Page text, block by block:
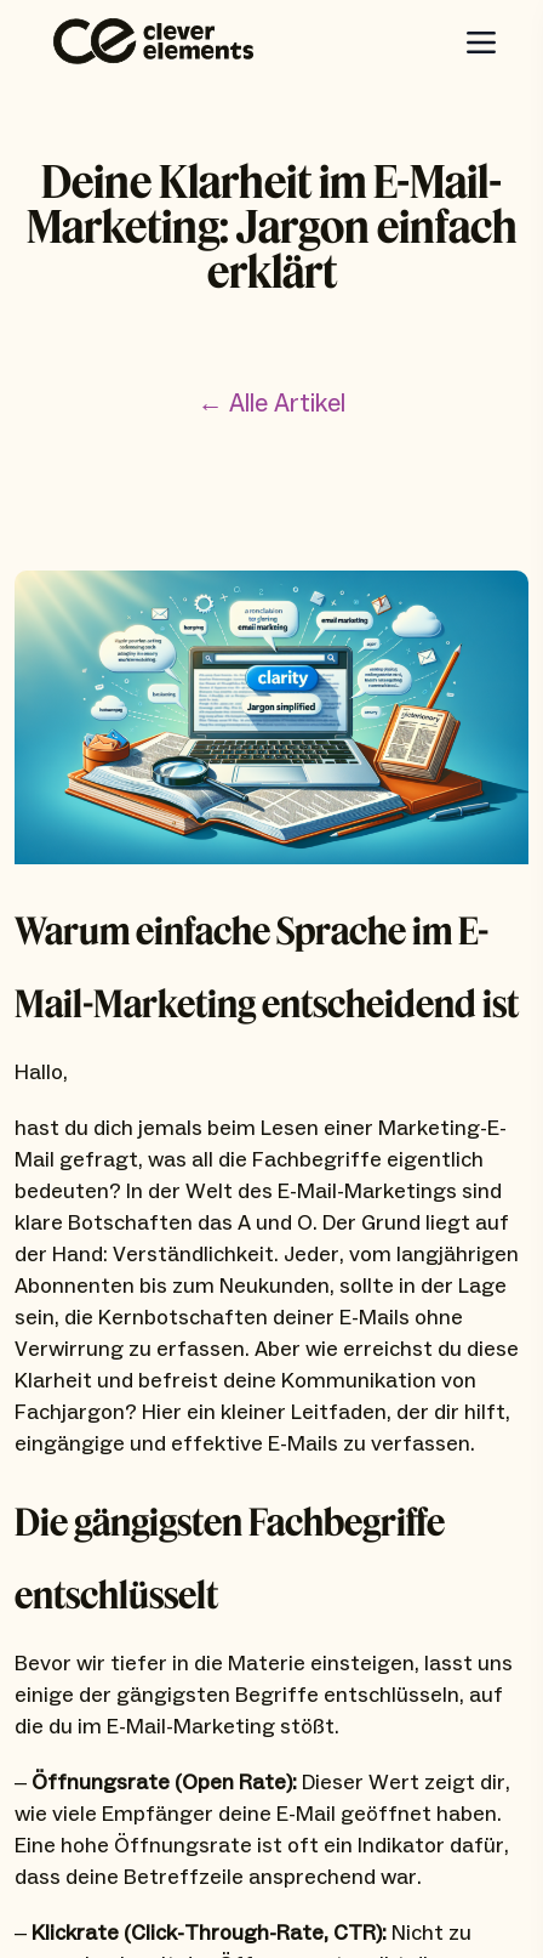
Deine Klarheit im E-Mail-
Marketing: Jargon einfach
erklärt
← Alle Artikel
Warum einfache Sprache im E-
Mail-Marketing entscheidend ist
Hallo,
hast du dich jemals beim Lesen einer Marketing-E-
Mail gefragt, was all die Fachbegriffe eigentlich
bedeuten? In der Welt des E-Mail-Marketings sind
klare Botschaften das A und O. Der Grund liegt auf
der Hand: Verständlichkeit. Jeder, vom langjährigen
Abonnenten bis zum Neukunden, sollte in der Lage
sein, die Kernbotschaften deiner E-Mails ohne
Verwirrung zu erfassen. Aber wie erreichst du diese
Klarheit und befreist deine Kommunikation von
Fachjargon? Hier ein kleiner Leitfaden, der dir hilft,
eingängige und effektive E-Mails zu verfassen.
Die gängigsten Fachbegriffe
entschlüsselt
Bevor wir tiefer in die Materie einsteigen, lasst uns
einige der gängigsten Begriffe entschlüsseln, auf
die du im E-Mail-Marketing stößt.
– Öffnungsrate (Open Rate): Dieser Wert zeigt dir,
wie viele Empfänger deine E-Mail geöffnet haben.
Eine hohe Öffnungsrate ist oft ein Indikator dafür,
dass deine Betreffzeile ansprechend war.
– Klickrate (Click-Through-Rate, CTR): Nicht zu